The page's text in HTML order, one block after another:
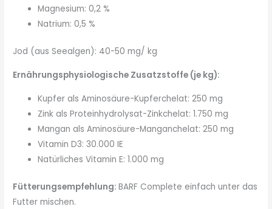
Magnesium: 0,2 %
Natrium: 0,5 %
Jod (aus Seealgen): 40-50 mg/ kg
Ernährungsphysiologische Zusatzstoffe (je kg):
Kupfer als Aminosäure-Kupferchelat: 250 mg
Zink als Proteinhydrolysat-Zinkchelat: 1.750 mg
Mangan als Aminosäure-Manganchelat: 250 mg
Vitamin D3: 30.000 IE
Natürliches Vitamin E: 1.000 mg
Fütterungsempfehlung:BARF Complete einfach unter das
Futter mischen.